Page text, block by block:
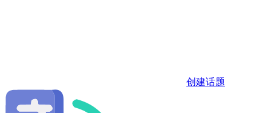
创建话题